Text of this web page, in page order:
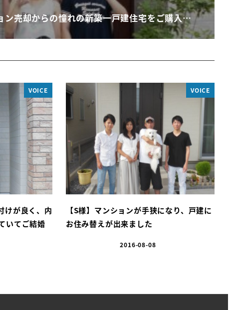
ン売却からの憧れの新築一戸建住宅をご購入…
VOICE
けが良く、内
いてご結婚
VOICE
【S様】マンションが手狭になり、戸建に
お住み替えが出来ました
2016-08-08